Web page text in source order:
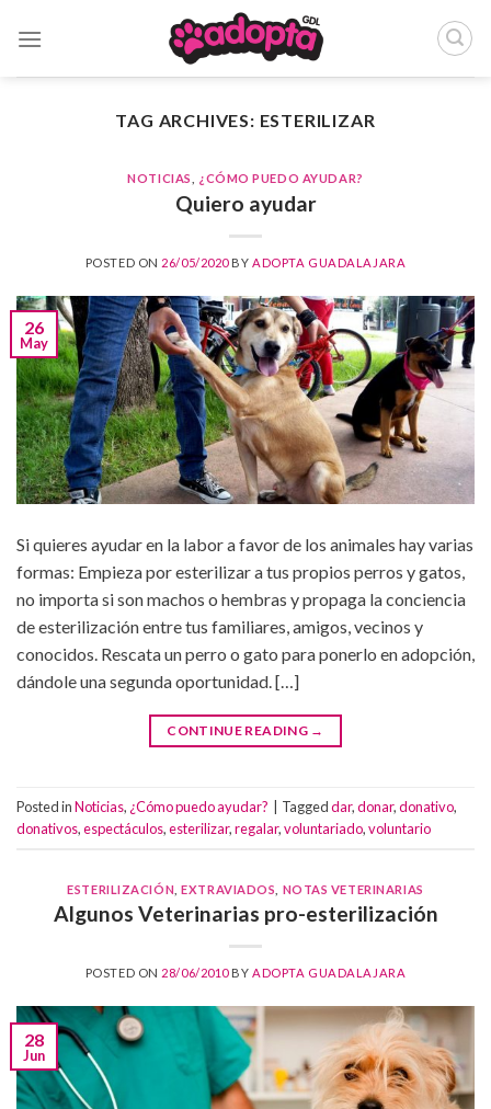
TAG ARCHIVES: ESTERILIZAR
NOTICIAS ¿CÓMO PUEDO AYUDAR?
Quiero ayudar
POSTED ON 26/05/2020BY ADOPTA GUADALAJARA
26
May
Si quieres ayudar en la labor a favor de los animales hay varias
formas: Empieza por esterilizar a tus propios perros y gatos,
no importa si son machos o hembras y propaga la conciencia
de esterilización entre tus familiares, amigos, vecinos y
conocidos. Rescata un perro o gato para ponerlo en adopción,
dándole una segunda oportunidad. […]
CONTINUE READING →
Posted inNoticias, ¿Cómo puedo ayudar? Taggeddar,donar,donativo,
donativos,espectáculos,esterilizar,regalar,voluntariado,voluntario
ESTERILIZACIÓN ,EXTRAVIADOS NOTAS VETERINARIAS
Algunos Veterinarias pro-esterilización
POSTED ON 28/06/2010BYADOPTA GUADALAJARA
28
Jun